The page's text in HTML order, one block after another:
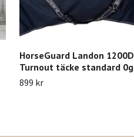
HorseGuard Landon 1200D
Turnout täcke standard 0g
899 kr